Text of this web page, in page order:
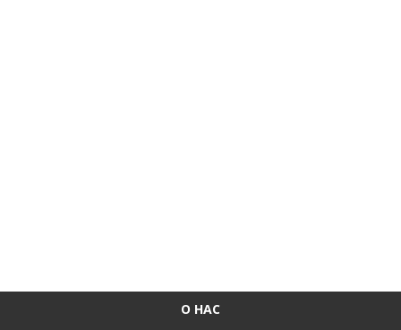
О НАС